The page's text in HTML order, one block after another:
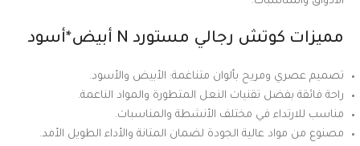
مميزات كوتش رجالي مستورد N أبيض*أسود
تصميم عصري ومريح بألوان متناغمة: الأبيض والأسود.
راحة فائقة بفضل تقنيات النعل المتطورة والمواد الناعمة.
مناسب للارتداء في مختلف الأنشطة والمناسبات.
مصنوع من مواد عالية الجودة لضمان المتانة والأداء الطويل الأمد.